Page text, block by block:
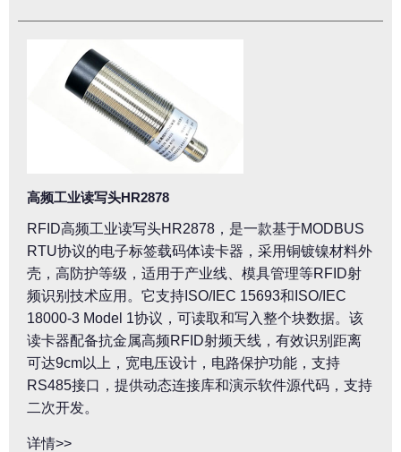
高频工业读写头HR2878
RFID高频工业读写头HR2878，是一款基于MODBUS
RTU协议的电子标签载码体读卡器，采用铜镀镍材料外
壳，高防护等级，适用于产业线、模具管理等RFID射
频识别技术应用。它支持ISO/IEC 15693和ISO/IEC
18000-3 Model 1协议，可读取和写入整个块数据。该
读卡器配备抗金属高频RFID射频天线，有效识别距离
可达9cm以上，宽电压设计，电路保护功能，支持
RS485接口，提供动态连接库和演示软件源代码，支持
二次开发。
详情>>